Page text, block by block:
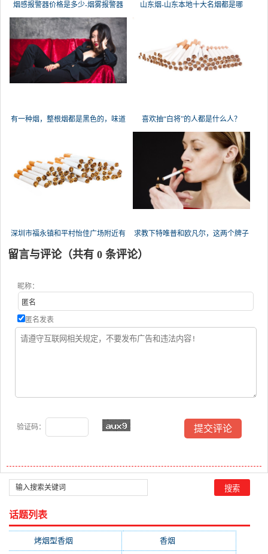
烟感报警器价格是多少-烟雾报警器
山东烟-山东本地十大名烟都是哪
有一种烟，整根烟都是黑色的，味道
喜欢抽“白将”的人都是什么人？
深圳市福永镇和平村怡佳广场附近有
求教下特唯普和欧凡尔，这两个牌子
留言与评论（共有 0 条评论）
昵称：
匿名发表
验证码：
话题列表
烤烟型香烟 香烟